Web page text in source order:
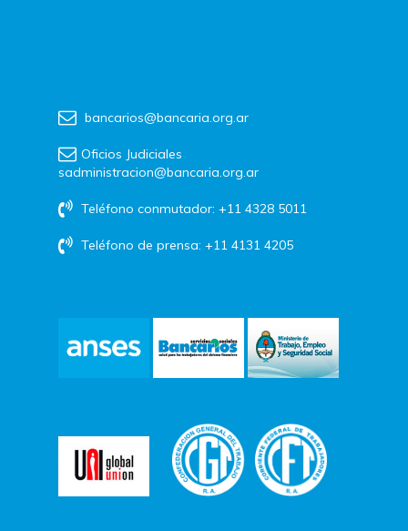
bancarios@bancaria.org.ar
Oficios Judiciales
sadministracion@bancaria.org.ar
Teléfono conmutador: +11 4328 5011
Teléfono de prensa: +11 4131 4205